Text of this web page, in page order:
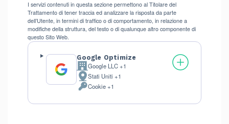
I servizi contenuti in questa sezione permettono al Titolare del
Trattamento di tener traccia ed analizzare la risposta da parte
dell’Utente, in termini di traffico o di comportamento, in relazione a
modifiche della struttura, del testo o di qualunque altro componente di
questo Sito Web.
Google Optimize
Azienda:Google LLC +1
Luogo
del
Stati Uniti +1
Dati
trattati:
Cookie +1